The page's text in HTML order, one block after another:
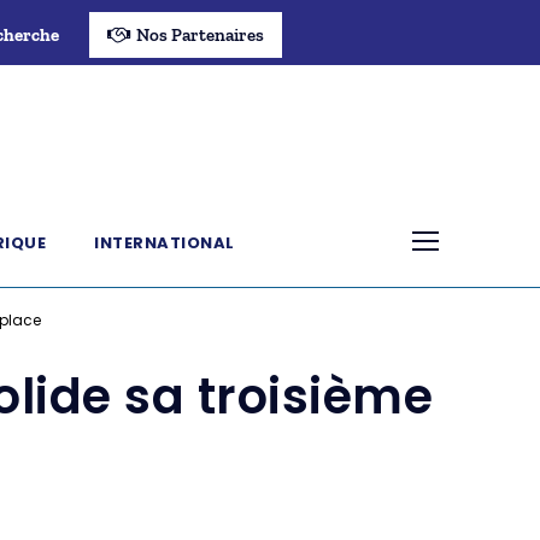
Nos Partenaires
INTERNATIONAL
sa troisième